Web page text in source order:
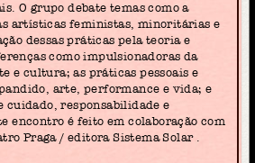
O grupo debate temas como a
artísticas feministas, minoritárias e
dessas práticas pela teoria e
como impulsionadoras da
e cultura; as práticas pessoais e
arte, performance e vida; e
responsabilidade e
encontro é feito em colaboração com
Praga / editora Sistema Solar .